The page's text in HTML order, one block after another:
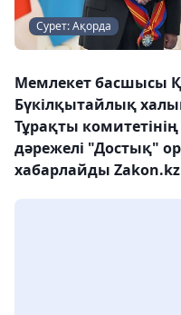
Сурет: Ақорда
Мемлекет басшысы
Бүкілқытайлық
Тұрақты
дәрежелі "Достық"
хабарлайды